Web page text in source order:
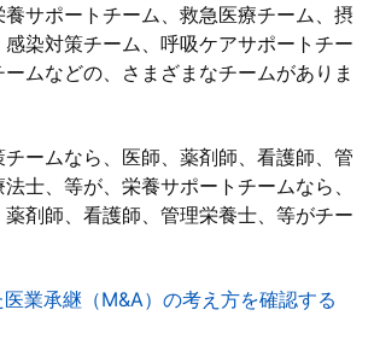
サポートチーム、救急医療チーム、摂
染対策チーム、呼吸ケアサポートチー
ムなどの、さまざまなチームがありま
ームなら、医師、薬剤師、看護師、管
士、等が、栄養サポートチームなら、
剤師、看護師、管理栄養士、等がチー
業承継（M&A）の考え方を確認する